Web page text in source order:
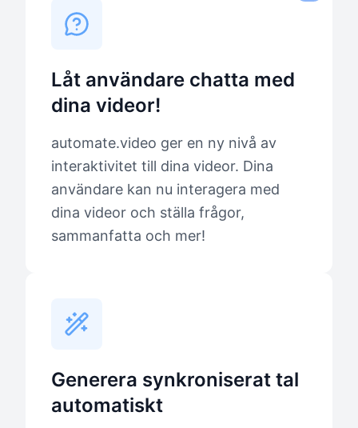
Låt användare chatta med
dina videor!
automate.video ger en ny nivå av
interaktivitet till dina videor. Dina
användare kan nu interagera med
dina videor och ställa frågor,
sammanfatta och mer!
Generera synkroniserat tal
automatiskt